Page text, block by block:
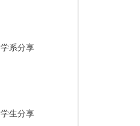
学系分享
学生分享